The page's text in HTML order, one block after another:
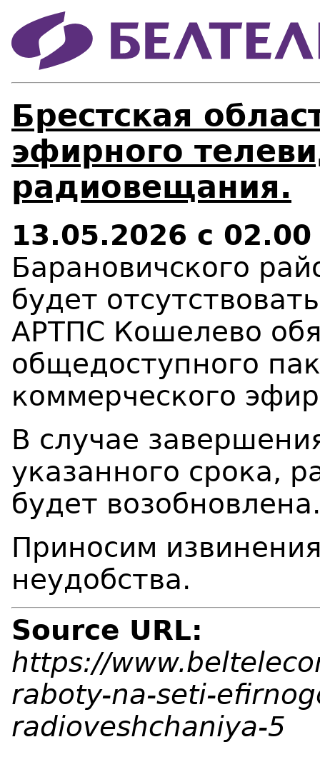
Брестская
эфирного
радиовещания.
13.05.2026 с
Барановичского
будет
АРТПС Кошелево
общедоступного
коммерческого
В случае
указанного срока,
будет возобновлена.
Приносим
неудобства.
Source URL:
https://
raboty-na-seti-
radioveshchaniya-5